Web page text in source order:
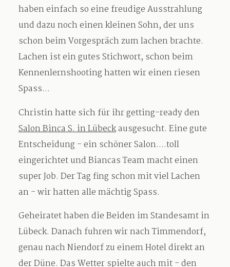
haben einfach so eine freudige Ausstrahlung
und dazu noch einen kleinen Sohn, der uns
schon beim Vorgespräch zum lachen brachte.
Lachen ist ein gutes Stichwort, schon beim
Kennenlernshooting hatten wir einen riesen
Spass...
Christin hatte sich für ihr getting-ready den
Salon Binca S. in Lübeckausgesucht. Eine gute
Entscheidung - ein schöner Salon....toll
eingerichtet und Biancas Team macht einen
super Job. Der Tag fing schon mit viel Lachen
an - wir hatten alle mächtig Spass.
Geheiratet haben die Beiden im Standesamt in
Lübeck. Danach fuhren wir nach Timmendorf,
genau nach Niendorf zu einem Hotel direkt an
der Düne. Das Wetter spielte auch mit - den